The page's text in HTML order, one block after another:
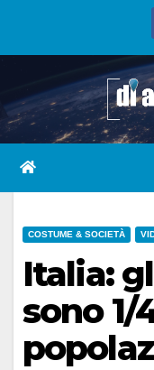
COSTUME & SOCIETÀ
Italia:
sono 1/